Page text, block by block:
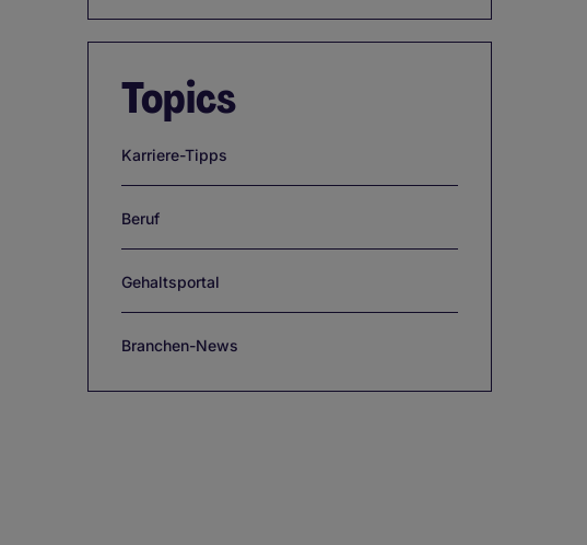
Topics
Karriere-Tipps
Beruf
Gehaltsportal
Branchen-News